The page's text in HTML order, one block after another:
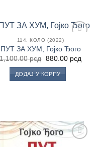
у
Листу
114. КОЛО (2022)
ПУТ ЗА ХУМ, Гојко Ђого
1,100.00рсд Оригинална
је
била:
880.00 рсд
цена
ДОДАЈ У КОРПУ